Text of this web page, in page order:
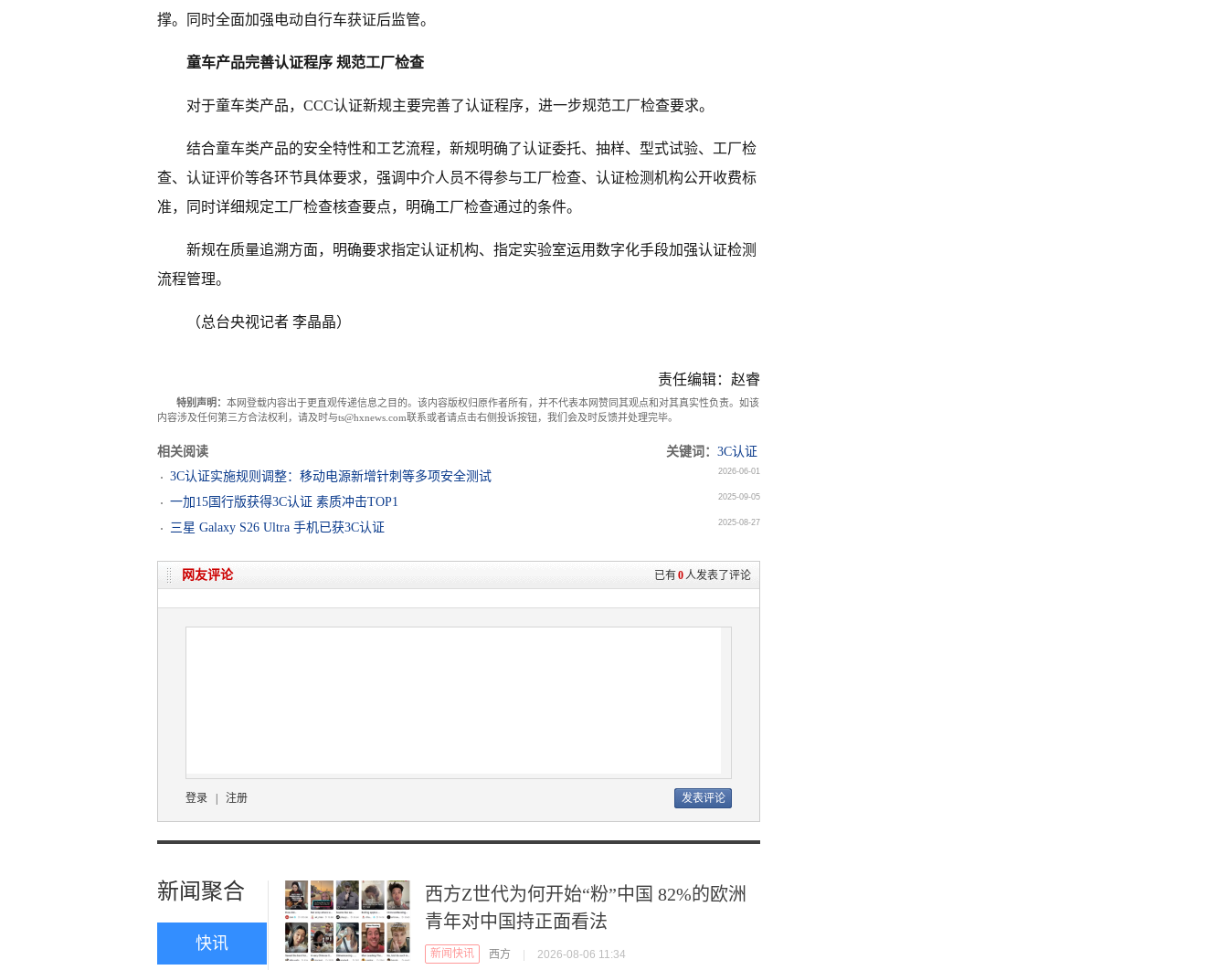
撑。同时全面加强电动自行车获证后监管。
童车产品完善认证程序 规范工厂检查
对于童车类产品，CCC认证新规主要完善了认证程序，进一步规范工厂检查要求。
结合童车类产品的安全特性和工艺流程，新规明确了认证委托、抽样、型式试验、工厂检
查、认证评价等各环节具体要求，强调中介人员不得参与工厂检查、认证检测机构公开收费标
准，同时详细规定工厂检查核查要点，明确工厂检查通过的条件。
新规在质量追溯方面，明确要求指定认证机构、指定实验室运用数字化手段加强认证检测
流程管理。
（总台央视记者 李晶晶）
责任编辑：赵睿
特别声明： 本网登载内容出于更直观传递信息之目的。该内容版权归原作者所有，并不代表本网赞同其观点和对其真实性负责。如该
内容涉及任何第三方合法权利，请及时与ts@hxnews.com联系或者请点击右侧投诉按钮，我们会及时反馈并处理完毕。
相关阅读 关键词： 3C认证
3C认证实施规则调整：移动电源新增针刺等多项安全测试
2026-06-01
一加15国行版获得3C认证 素质冲击TOP1 2025-09-05
三星 Galaxy S26 Ultra 手机已获3C认证 2025-08-27
已有0人发表了评论
网友评论
登录 注册
新闻聚合
快讯
西方Z世代为何开始“粉”中国 82%的欧洲
青年对中国持正面看法
新闻快讯 西方 2026-08-06 11:34